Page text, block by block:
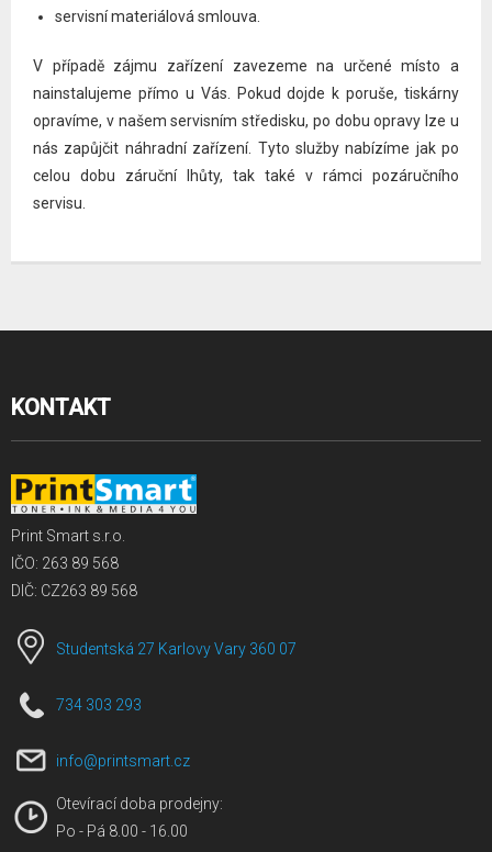
servisní materiálová smlouva.
V případě zájmu zařízení zavezeme na určené místo a
nainstalujeme přímo u Vás. Pokud dojde k poruše, tiskárny
opravíme, v našem servisním středisku, po dobu opravy lze u
nás zapůjčit náhradní zařízení. Tyto služby nabízíme jak po
celou dobu záruční lhůty, tak také v rámci pozáručního
servisu.
KONTAKT
Print Smart s.r.o.
IČO: 263 89 568
DIČ: CZ263 89 568
Studentská 27 Karlovy Vary 360 07
734 303 293
info@printsmart.cz
Otevírací doba prodejny:
Po - Pá 8.00 - 16.00